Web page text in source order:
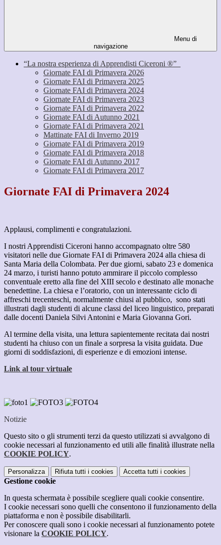
Menu di
navigazione
“La nostra esperienza di Apprendisti Ciceroni ®”
Giornate FAI di Primavera 2026
Giornate FAI di Primavera 2025
Giornate FAI di Primavera 2024
Giornate FAI di Primavera 2023
Giornate FAI di Primavera 2022
Giornate FAI di Autunno 2021
Giornate FAI di Primavera 2021
Mattinate FAI di Inverno 2019
Giornate FAI di Primavera 2019
Giornate FAI di Primavera 2018
Giornate FAI di Autunno 2017
Giornate FAI di Primavera 2017
Giornate FAI di Primavera 2024
Applausi, complimenti e congratulazioni.
I nostri Apprendisti Ciceroni hanno accompagnato oltre 580
visitatori nelle due Giornate FAI di Primavera 2024 alla chiesa di
Santa Maria della Colombata. Per due giorni, sabato 23 e domenica
24 marzo, i turisti hanno potuto ammirare il piccolo complesso
conventuale eretto alla fine del XIII secolo e destinato alle monache
benedettine. La chiesa e l’oratorio, con un interessante ciclo di
affreschi trecenteschi, normalmente chiusi al pubblico, sono stati
illustrati dagli studenti di alcune classi del liceo linguistico, preparati
dalle docenti Daniela Silvi Antonini e Maria Giovanna Gori.
Al termine della visita, una lettura sapientemente recitata dai nostri
studenti ha chiuso con un finale a sorpresa la visita guidata. Due
giorni di soddisfazioni, di esperienze e di emozioni intense.
Link al tour virtuale
Notizie
Questo sito o gli strumenti terzi da questo utilizzati si avvalgono di
cookie necessari al funzionamento ed utili alle finalità illustrate nella
COOKIE POLICY.
Personalizza Rifiuta tutti i cookies Accetta tutti i cookies
Gestione cookie
In questa schermata è possibile scegliere quali cookie consentire.
I cookie necessari sono quelli che consentono il funzionamento della
piattaforma e non è possibile disabilitarli.
Per conoscere quali sono i cookie necessari al funzionamento potete
visionare la COOKIE POLICY.